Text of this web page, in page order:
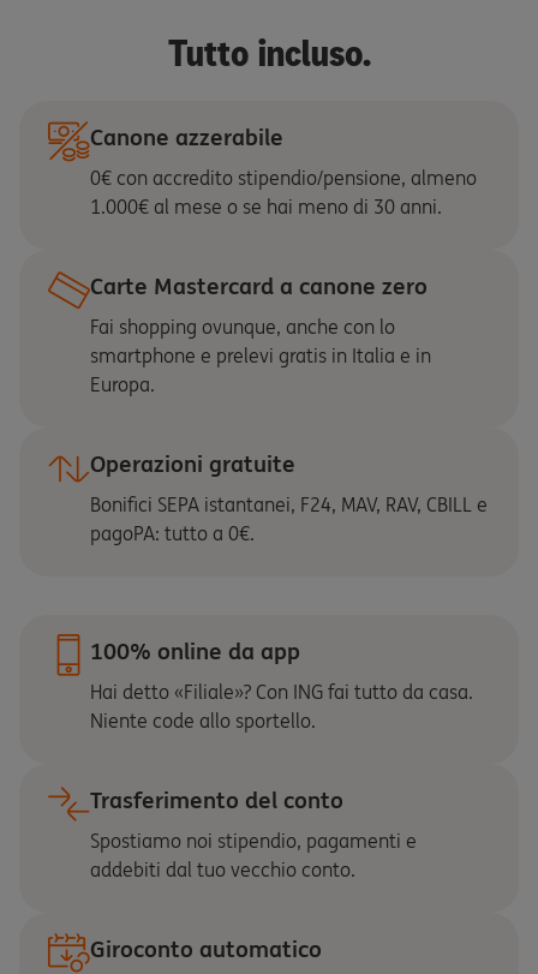
Tutto incluso.
Canone azzerabile
0€ con accredito stipendio/pensione, almeno
1.000€ al mese o se hai meno di 30 anni.
Carte Mastercard a canone zero
Fai shopping ovunque, anche con lo
smartphone e prelevi gratis in Italia e in
Europa.
Operazioni gratuite
Bonifici SEPA istantanei, F24, MAV, RAV, CBILL e
pagoPA: tutto a 0€.
100% online da app
Hai detto «Filiale»? Con ING fai tutto da casa.
Niente code allo sportello.
Trasferimento del conto
Spostiamo noi stipendio, pagamenti e
addebiti dal tuo vecchio conto.
Giroconto automatico